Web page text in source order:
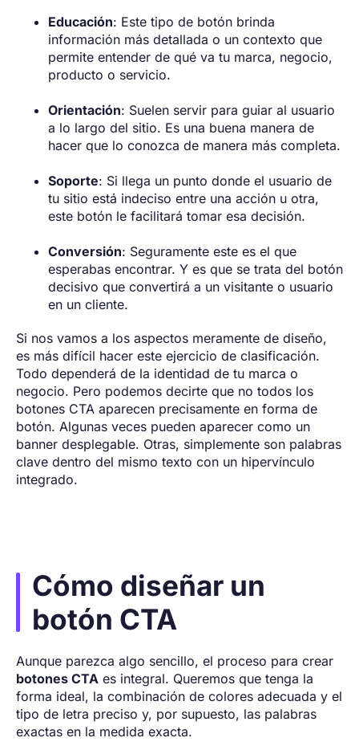
Educación: Este tipo de botón brinda
información más detallada o un contexto que
permite entender de qué va tu marca, negocio,
producto o servicio.
Orientación: Suelen servir para guiar al usuario
a lo largo del sitio. Es una buena manera de
hacer que lo conozca de manera más completa.
Soporte: Si llega un punto donde el usuario de
tu sitio está indeciso entre una acción u otra,
este botón le facilitará tomar esa decisión.
Conversión: Seguramente este es el que
esperabas encontrar. Y es que se trata del botón
decisivo que convertirá a un visitante o usuario
en un cliente.
Si nos vamos a los aspectos meramente de diseño,
es más difícil hacer este ejercicio de clasificación.
Todo dependerá de la identidad de tu marca o
negocio. Pero podemos decirte que no todos los
botones CTA aparecen precisamente en forma de
botón. Algunas veces pueden aparecer como un
banner desplegable. Otras, simplemente son palabras
clave dentro del mismo texto con un hipervínculo
integrado.
Cómo diseñar un
botón CTA
Aunque parezca algo sencillo, el proceso para crear
botones CTA es integral. Queremos que tenga la
forma ideal, la combinación de colores adecuada y el
tipo de letra preciso y, por supuesto, las palabras
exactas en la medida exacta.